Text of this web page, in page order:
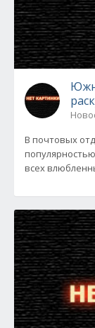
В почтовых
всех